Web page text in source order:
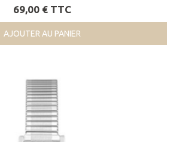
69,00 € TTC
AJOUTER AU PANIER